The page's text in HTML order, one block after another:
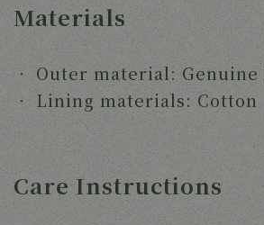
Materials
‧ Outer material:
‧ Lining materials: Cotton
Care Instructions